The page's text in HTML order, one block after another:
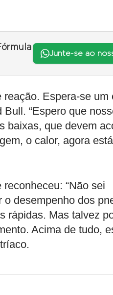
Junte-se ao
Espera-se um
“Espero que
baixas, que devem
o calor, agora
“Não sei
desempenho dos
rápidas. Mas talvez
Acima de tudo,